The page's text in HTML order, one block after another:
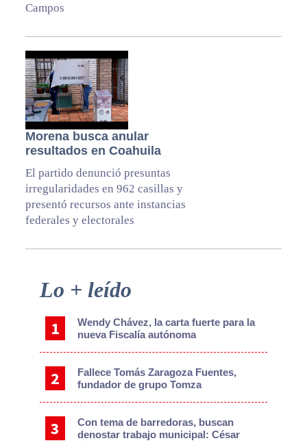
Campos
Morena busca anular
resultados en Coahuila
El partido denunció presuntas
irregularidades en 962 casillas y
presentó recursos ante instancias
federales y electorales
Primary
Lo + leído
Wendy Chávez, la carta fuerte para la
nueva Fiscalía autónoma
Fallece Tomás Zaragoza Fuentes,
fundador de grupo Tomza
Con tema de barredoras, buscan
denostar trabajo municipal: César